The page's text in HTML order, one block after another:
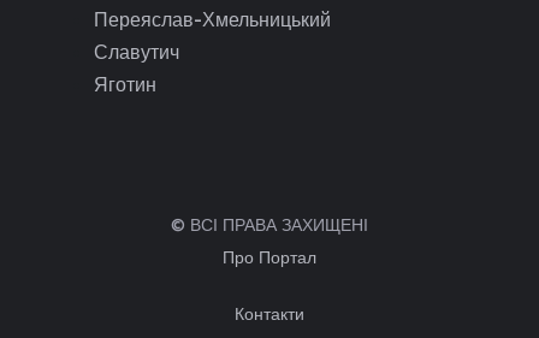
Переяслав-Хмельницький
Славутич
Яготин
© ВСІ ПРАВА ЗАХИЩЕНІ
Про Портал
Контакти